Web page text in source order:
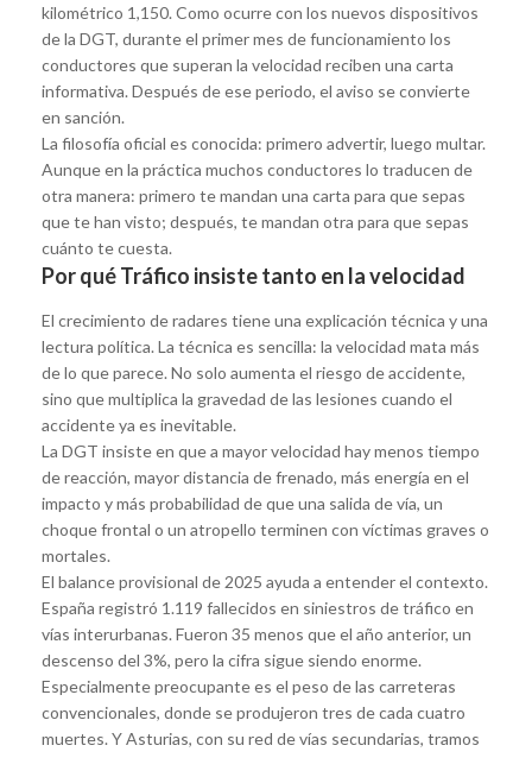
kilométrico 1,150. Como ocurre con los nuevos dispositivos
de la DGT, durante el primer mes de funcionamiento los
conductores que superan la velocidad reciben una carta
informativa. Después de ese periodo, el aviso se convierte
en sanción.
La filosofía oficial es conocida: primero advertir, luego multar.
Aunque en la práctica muchos conductores lo traducen de
otra manera: primero te mandan una carta para que sepas
que te han visto; después, te mandan otra para que sepas
cuánto te cuesta.
Por qué Tráfico insiste tanto en la velocidad
El crecimiento de radares tiene una explicación técnica y una
lectura política. La técnica es sencilla: la velocidad mata más
de lo que parece. No solo aumenta el riesgo de accidente,
sino que multiplica la gravedad de las lesiones cuando el
accidente ya es inevitable.
La DGT insiste en que a mayor velocidad hay menos tiempo
de reacción, mayor distancia de frenado, más energía en el
impacto y más probabilidad de que una salida de vía, un
choque frontal o un atropello terminen con víctimas graves o
mortales.
El balance provisional de 2025 ayuda a entender el contexto.
España registró 1.119 fallecidos en siniestros de tráfico en
vías interurbanas. Fueron 35 menos que el año anterior, un
descenso del 3%, pero la cifra sigue siendo enorme.
Especialmente preocupante es el peso de las carreteras
convencionales, donde se produjeron tres de cada cuatro
muertes. Y Asturias, con su red de vías secundarias, tramos